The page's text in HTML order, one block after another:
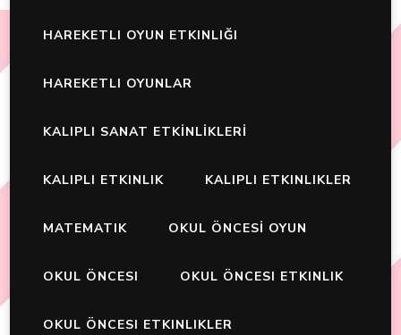
HAREKETLI OYUN ETKINLIĞI
HAREKETLI OYUNLAR
KALIPLI SANAT ETKİNLİKLERİ
KALIPLI ETKINLIK KALIPLI ETKINLIKLER
MATEMATIK OKUL ÖNCESİ OYUN
OKUL ÖNCESI OKUL ÖNCESI ETKINLIK
OKUL ÖNCESI ETKINLIKLER